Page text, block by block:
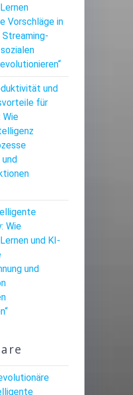
Vorschläge in
Streaming-
und
für
Wie
Wie
und KI-
und